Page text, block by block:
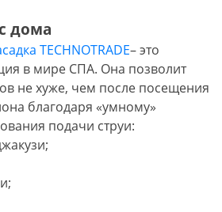
дома
TECHNOTRADE– это
в мире СПА. Она позволит
не хуже, чем после посещения
благодаря «умному»
подачи струи: